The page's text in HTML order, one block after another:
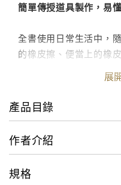
簡單傳授道具製作，易
全書使用日常生活中，
的橡皮擦、便當上的橡
38種技法快速上手，1分
班上人氣王。
3、2、1～～一起見證奇
展
產品目錄
作者介紹
規格